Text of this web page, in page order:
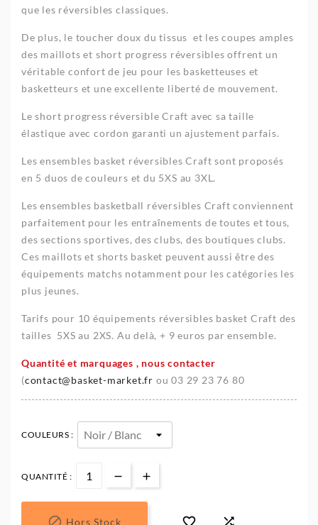
que les réversibles classiques.
De plus, le toucher doux du tissus et les coupes amples
des maillots et short progress réversibles offrent un
véritable confort de jeu pour les basketteuses et
basketteurs et une excellente liberté de mouvement.
Le short progress réversible Craft avec sa taille
élastique avec cordon garanti un ajustement parfais.
Les ensembles basket réversibles Craft sont proposés
en 5 duos de couleurs et du 5XS au 3XL.
Les ensembles basketball réversibles Craft conviennent
parfaitement pour les entraînements de toutes et tous,
des sections sportives, des clubs, des boutiques clubs.
Ces maillots et shorts basket peuvent aussi être des
équipements matchs notamment pour les catégories les
plus jeunes.
Tarifs pour 10 équipements réversibles basket Craft des
tailles 5XS au 2XS. Au delà, + 9 euros par ensemble.
Quantité et marquages , nous contacter
(contact@basket-market.fr ou 03 29 23 76 80
COULEURS :
QUANTITÉ :
 Hors Stock